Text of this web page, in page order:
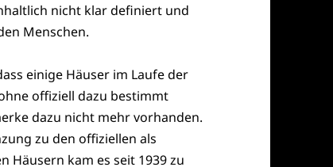
nicht klar definiert und
Menschen.
einige Häuser im Laufe der
offiziell dazu bestimmt
dazu nicht mehr vorhanden.
zu den offiziellen als
Häusern kam es seit 1939 zu